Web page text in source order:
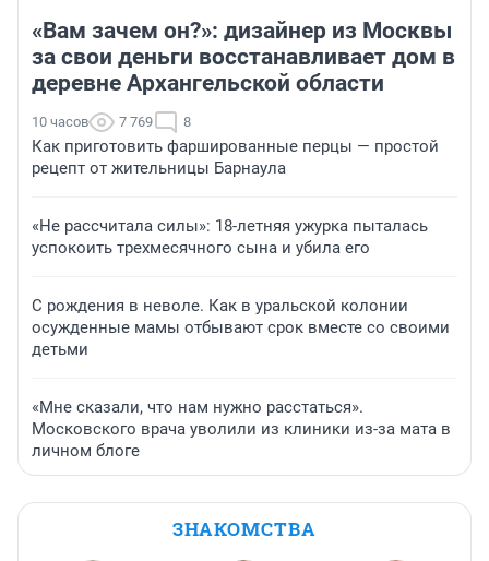
«Вам зачем он?»: дизайнер из Москвы
за свои деньги восстанавливает дом в
деревне Архангельской области
10 часов 7 769 8
Как приготовить фаршированные перцы — простой
рецепт от жительницы Барнаула
«Не рассчитала силы»: 18-летняя ужурка пыталась
успокоить трехмесячного сына и убила его
С рождения в неволе. Как в уральской колонии
осужденные мамы отбывают срок вместе со своими
детьми
«Мне сказали, что нам нужно расстаться».
Московского врача уволили из клиники из-за мата в
личном блоге
ЗНАКОМСТВА